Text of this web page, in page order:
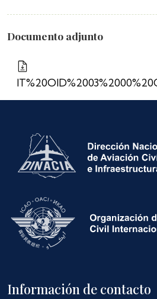
Documento adjunto
Información de contacto